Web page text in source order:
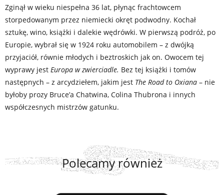
Zginął w wieku niespełna 36 lat, płynąc frachtowcem
storpedowanym przez niemiecki okręt podwodny. Kochał
sztukę, wino, książki i dalekie wędrówki. W pierwszą podróż, po
Europie, wybrał się w 1924 roku automobilem – z dwójką
przyjaciół, równie młodych i beztroskich jak on. Owocem tej
wyprawy jest Europa w zwierciadle. Bez tej książki i tomów
następnych – z arcydziełem, jakim jest The Road to Oxiana – nie
byłoby prozy Bruce’a Chatwina, Colina Thubrona i innych
współczesnych mistrzów gatunku.
Polecamy również